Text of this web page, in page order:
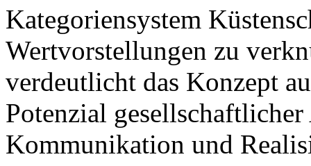
Kategoriensystem
Wertvorstellungen zu
verdeutlicht das Konzept
Potenzial
Kommunikation und